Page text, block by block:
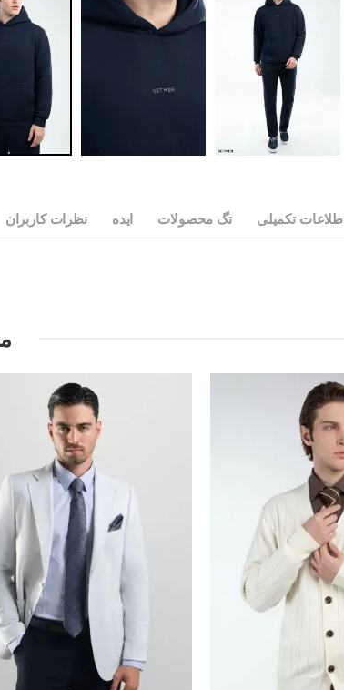
اطلاعات تکمیلی تگ محصولات ایده نظرات کاربران